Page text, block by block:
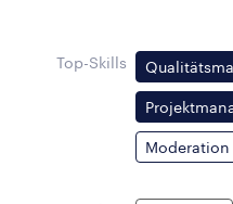
Top-Skills
Moderation